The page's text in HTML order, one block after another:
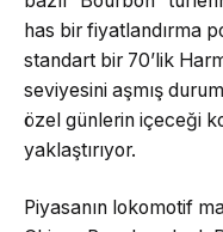
has bir fiyatlandırma
standart bir 70’lik
seviyesini aşmış
özel günlerin içeceği
yaklaştırıyor.
Piyasanın lokomotif